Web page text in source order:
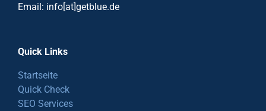
Email: info[at]getblue.de
Quick Links
Startseite
Quick Check
SEO Services